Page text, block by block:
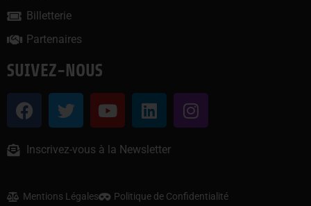
Billetterie
Partenaires
SUIVEZ-NOUS
Inscrivez-vous à la Newsletter
Mentions Légales
Politique de Confidentialité